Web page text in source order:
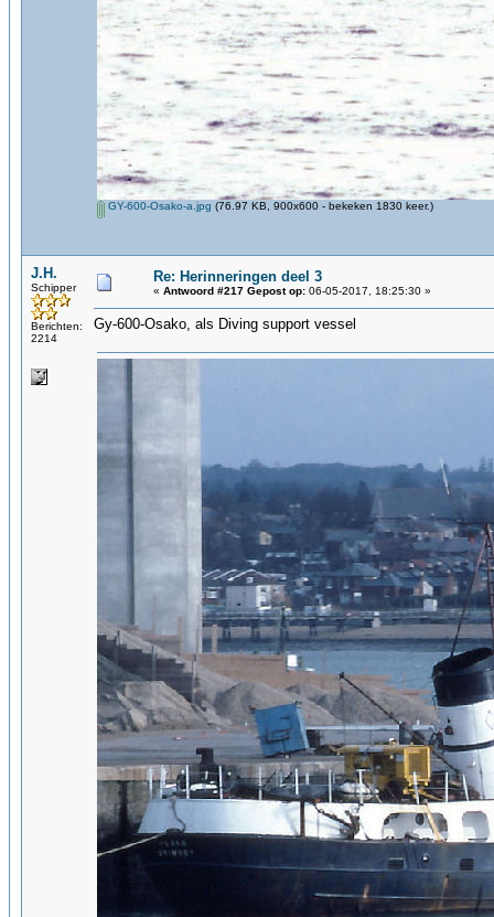
GY-600-Osako-a.jpg (76.97 KB, 900x600 - bekeken 1830 keer.)
J.H.
Schipper
Berichten:
2214
Re: Herinneringen deel 3
« Antwoord #217 Gepost op: 06-05-2017, 18:25:30 »
Gy-600-Osako, als Diving support vessel